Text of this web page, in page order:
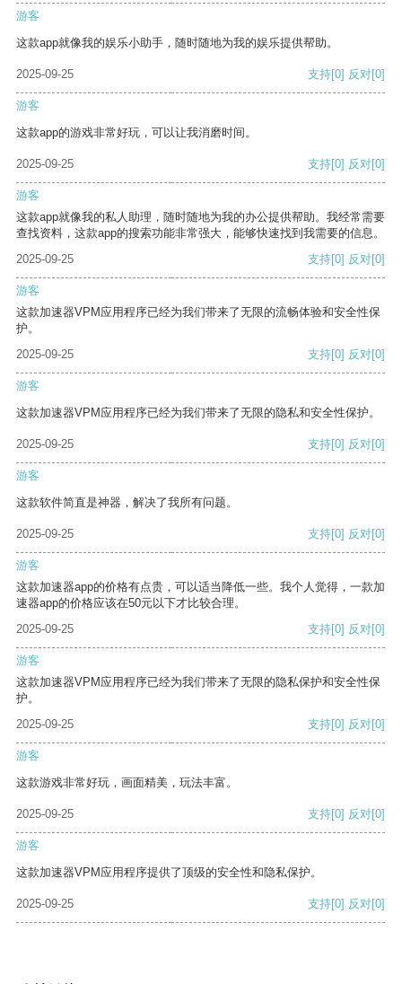
游客
这款app就像我的娱乐小助手，随时随地为我的娱乐提供帮助。
2025-09-25 支持[0] 反对[0]
游客
这款app的游戏非常好玩，可以让我消磨时间。
2025-09-25 支持[0] 反对[0]
游客
这款app就像我的私人助理，随时随地为我的办公提供帮助。我经常需要
查找资料，这款app的搜索功能非常强大，能够快速找到我需要的信息。
2025-09-25
支持[0] 反对[0]
游客
这款加速器VPM应用程序已经为我们带来了无限的流畅体验和安全性保
护。
2025-09-25
支持[0] 反对[0]
游客
这款加速器VPM应用程序已经为我们带来了无限的隐私和安全性保护。
2025-09-25 支持[0] 反对[0]
游客
这款软件简直是神器，解决了我所有问题。
2025-09-25 支持[0] 反对[0]
游客
这款加速器app的价格有点贵，可以适当降低一些。我个人觉得，一款加
速器app的价格应该在50元以下才比较合理。
2025-09-25
支持[0] 反对[0]
游客
这款加速器VPM应用程序已经为我们带来了无限的隐私保护和安全性保
护。
2025-09-25
支持[0] 反对[0]
游客
这款游戏非常好玩，画面精美，玩法丰富。
2025-09-25 支持[0] 反对[0]
游客
这款加速器VPM应用程序提供了顶级的安全性和隐私保护。
2025-09-25 支持[0] 反对[0]